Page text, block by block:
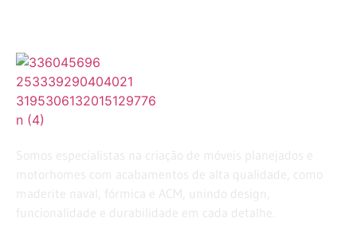
Somos especialistas na criação de móveis planejados e
motorhomes com acabamentos de alta qualidade, como
maderite naval, fórmica e ACM, unindo design,
funcionalidade e durabilidade em cada detalhe.